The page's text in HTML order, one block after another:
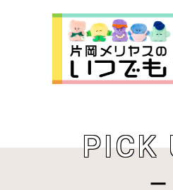
PICK